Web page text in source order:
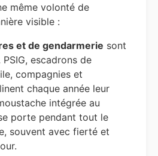
même volonté de
visible :
et de gendarmerie sont
escadrons de
compagnies et
chaque année leur
intégrée au
porte pendant tout le
souvent avec fierté et